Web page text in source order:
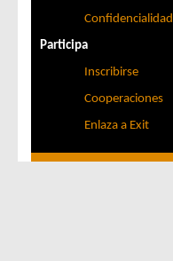
Confidencialidad
Participa
Inscribirse
Cooperaciones
Enlaza a Exit